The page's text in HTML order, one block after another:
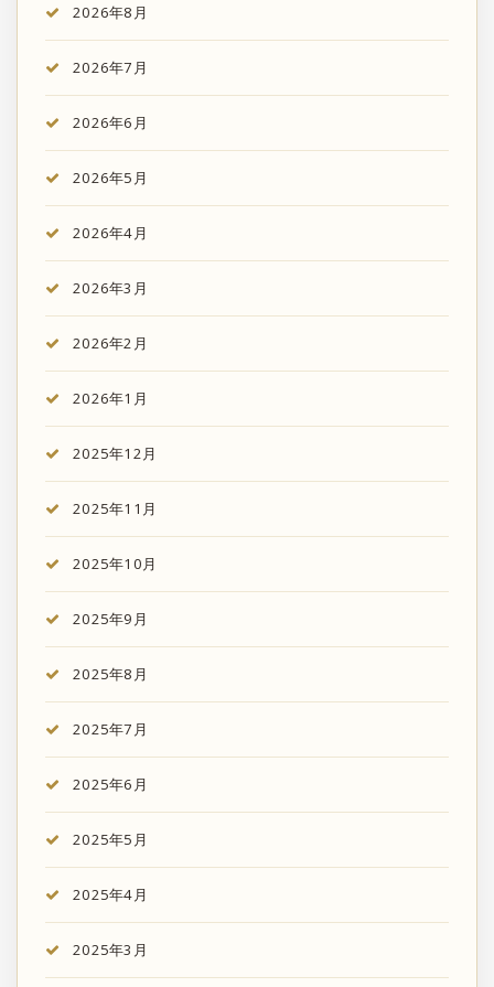
2026年8月
2026年7月
2026年6月
2026年5月
2026年4月
2026年3月
2026年2月
2026年1月
2025年12月
2025年11月
2025年10月
2025年9月
2025年8月
2025年7月
2025年6月
2025年5月
2025年4月
2025年3月